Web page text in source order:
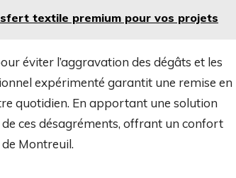
textile premium pour vos projets
éviter l’aggravation des dégâts et les
expérimenté garantit une remise en
quotidien. En apportant une solution
ces désagréments, offrant un confort
Montreuil.